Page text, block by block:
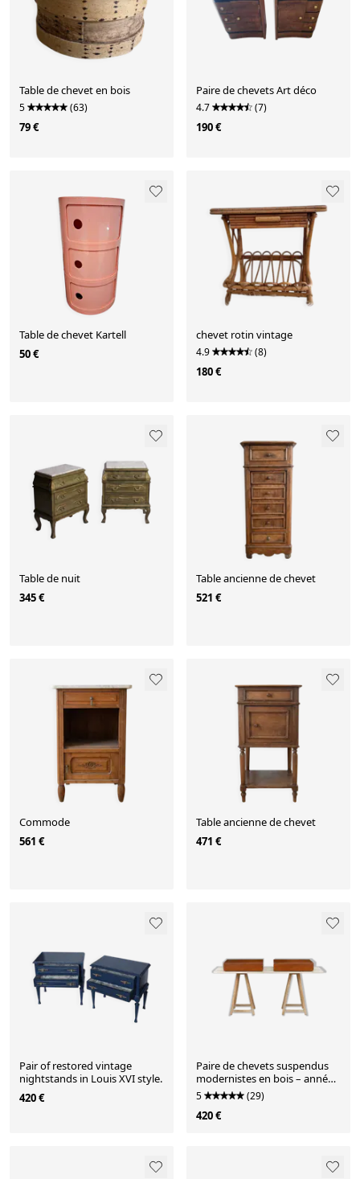
Table de chevet en bois
5 (63)
79 €
Paire de chevets Art déco
4.7 (7)
190 €
Table de chevet Kartell
50 €
chevet rotin vintage
4.9 (8)
180 €
Table de nuit
345 €
Table ancienne de chevet
521 €
Commode
561 €
Table ancienne de chevet
471 €
Pair of restored vintage
nightstands in Louis XVI style.
420 €
Paire de chevets suspendus
modernistes en bois – années
1960
5 (29)
420 €